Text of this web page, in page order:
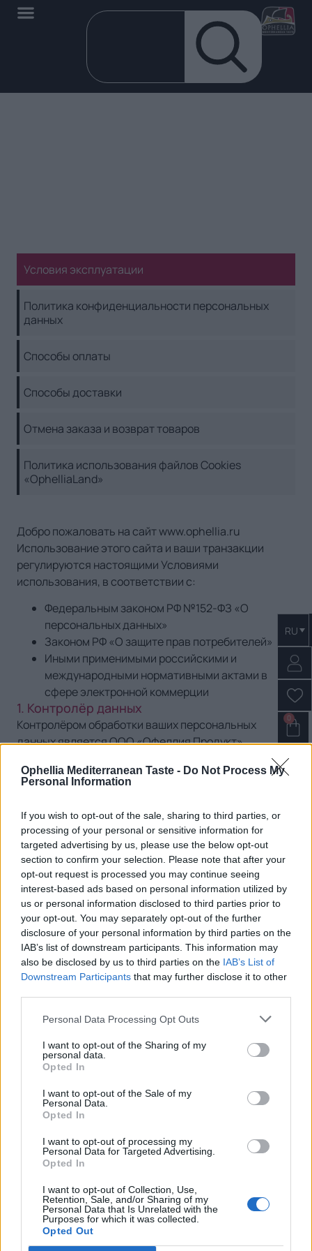
Ophellia Mediterranean Taste - Do Not Process My
Personal Information
If you wish to opt-out of the sale, sharing to third parties, or
processing of your personal or sensitive information for
targeted advertising by us, please use the below opt-out
section to confirm your selection. Please note that after your
opt-out request is processed you may continue seeing
interest-based ads based on personal information utilized by
us or personal information disclosed to third parties prior to
your opt-out. You may separately opt-out of the further
disclosure of your personal information by third parties on the
IAB’s list of downstream participants. This information may
also be disclosed by us to third parties on the IAB’s List of
Downstream Participants that may further disclose it to other
Personal Data Processing Opt Outs
I want to opt-out of the Sharing of my
personal data.
Opted In
I want to opt-out of the Sale of my
Personal Data.
Opted In
I want to opt-out of processing my
Personal Data for Targeted Advertising.
Opted In
I want to opt-out of Collection, Use,
Retention, Sale, and/or Sharing of my
Personal Data that Is Unrelated with the
Purposes for which it was collected.
Opted Out
RU
0
Условия эксплуатации
Политика конфиденциальности персональных
данных
Способы оплаты
Способы доставки
Отмена заказа и возврат товаров
Политика использования файлов Cookies
«OphelliaLand»
Добро пожаловать на сайт www.ophellia.ru
Использование этого сайта и ваши транзакции
регулируются настоящими Условиями
использования, в соответствии с:
Федеральным законом РФ №152-ФЗ «О
персональных данных»
Законом РФ «О защите прав потребителей»
Иными применимыми российскими и
международными нормативными актами в
сфере электронной коммерции
1. Контролёр данных
Контролёром обработки ваших персональных
данных является ООО «Офеллия Продукт»,
Москва, ул. Академика Королёва, д. 13, стр. 1,
По вопросам, связанным с условиями
использования или защитой данных, обращайтесь:
Эл. почта:info@ophellia.ru
Телефон:+7(916)865-79-28
2. Ответственность при транспортировке
OphelliaLand IKE не несёт ответственности за
потерю или повреждение товаров при доставке или
возврате.Покупатель несёт ответственность за
надлежащую упаковку и безопасную отправку.
Шифрование данных через SSL
Жёсткий контроль доступа
Доступ только уполномоченного персонала
Регулярные аудиты безопасности и
3. Передача данных третьим лицам
Ваши данные могут передаваться только надёжным
Банки и платёжные системы – для обеспечения
безопасности транзакций
Курьерские службы – для доставки заказов